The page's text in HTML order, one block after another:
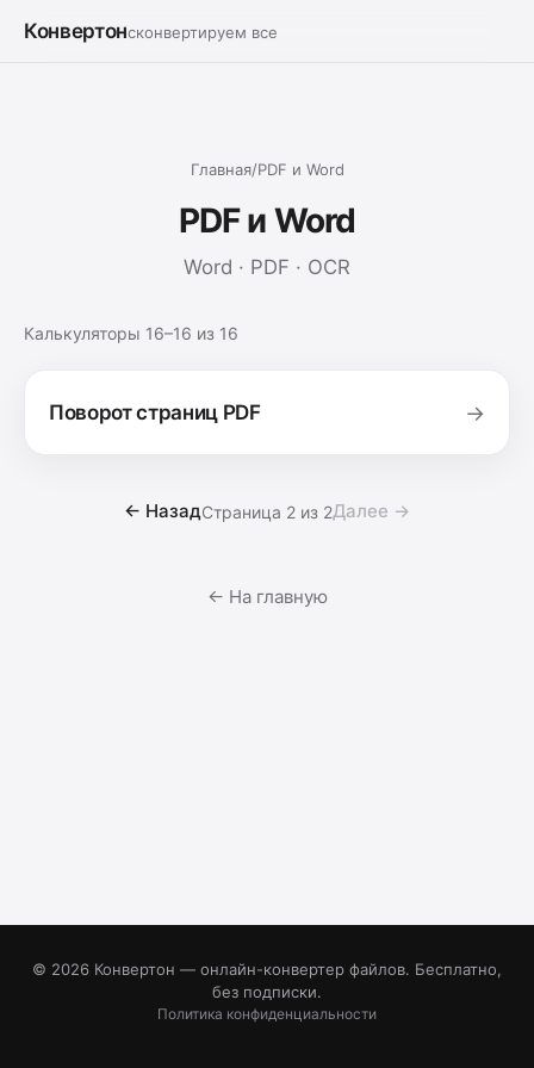
Конвертонсконвертируем все
Главная/PDF и Word
PDF и Word
Word · PDF · OCR
Калькуляторы 16–16 из 16
Поворот страниц PDF →
← НазадСтраница 2 из 2Далее →
← На главную
© 2026 Конвертон — онлайн-конвертер файлов. Бесплатно,
без подписки.
Политика конфиденциальности